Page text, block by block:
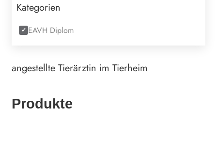
angestellte Tierärztin im Tierheim
Produkte
Kategorien
EAVH Diplom